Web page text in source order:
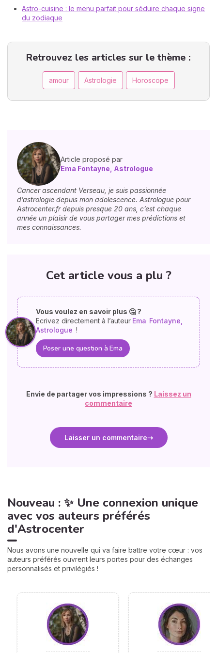
Astro-cuisine : le menu parfait pour séduire chaque signe
du zodiaque
Retrouvez les articles sur le thème :
amour Astrologie Horoscope
Article proposé par
Ema Fontayne, Astrologue
Cancer ascendant Verseau, je suis passionnée
d’astrologie depuis mon adolescence. Astrologue pour
Astrocenter.fr depuis presque 20 ans, c’est chaque
année un plaisir de vous partager mes prédictions et
mes connaissances.
Cet article vous a plu ?
Vous voulez en savoir plus 🤔 ?
Ecrivez directement à l’auteur Ema Fontayne,
Astrologue !
Poser une question à Ema
Envie de partager vos impressions ? Laissez un
commentaire
Laisser un commentaire
Nouveau : ✨ Une connexion unique
avec vos auteurs préférés
d'Astrocenter
Nous avons une nouvelle qui va faire battre votre cœur : vos
auteurs préférés ouvrent leurs portes pour des échanges
personnalisés et privilégiés !